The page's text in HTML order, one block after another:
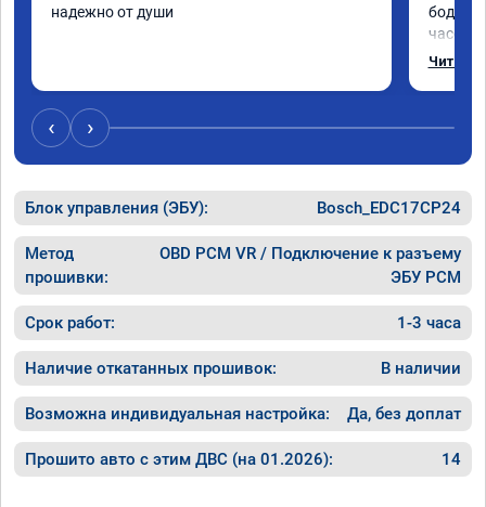
надежно от души
как
Читать
‹ ›
Блок управления (ЭБУ): Bosch_EDC17CP24
Метод
прошивки:
OBD PCM VR / Подключение к разъему
ЭБУ PCM
Срок работ: 1-3 часа
Наличие откатанных прошивок: В наличии
Возможна индивидуальная настройка: Да, без доплат
Прошито авто с этим ДВС (на 01.2026): 14